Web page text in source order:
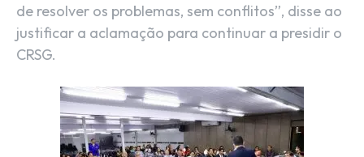
de resolver os problemas, sem conflitos”, disse ao
justificar a aclamação para continuar a presidir o
CRSG.